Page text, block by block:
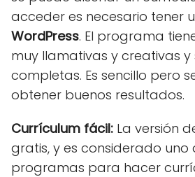
acceder es necesario tener
WordPress. El programa
muy llamativas y creativas y
completas. Es sencillo pero
obtener buenos resultados.
Currículum fácil: La versión
gratis, y es considerado uno
programas para hacer